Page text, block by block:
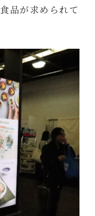
品が求められて